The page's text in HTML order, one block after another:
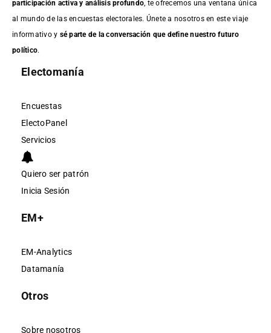
participación activa y análisis profundo , te ofrecemos una ventana única
al mundo de las encuestas electorales. Únete a nosotros en este viaje
informativo y sé parte de la conversación que define nuestro futuro
político.
Electomanía
Encuestas
ElectoPanel
Servicios
Quiero ser patrón
Inicia Sesión
EM+
EM-Analytics
Datamanía
Otros
Sobre nosotros